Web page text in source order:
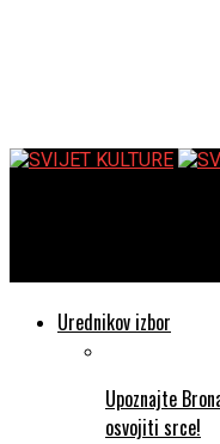
Urednikov izbor
Upoznajte
osvojiti srce!